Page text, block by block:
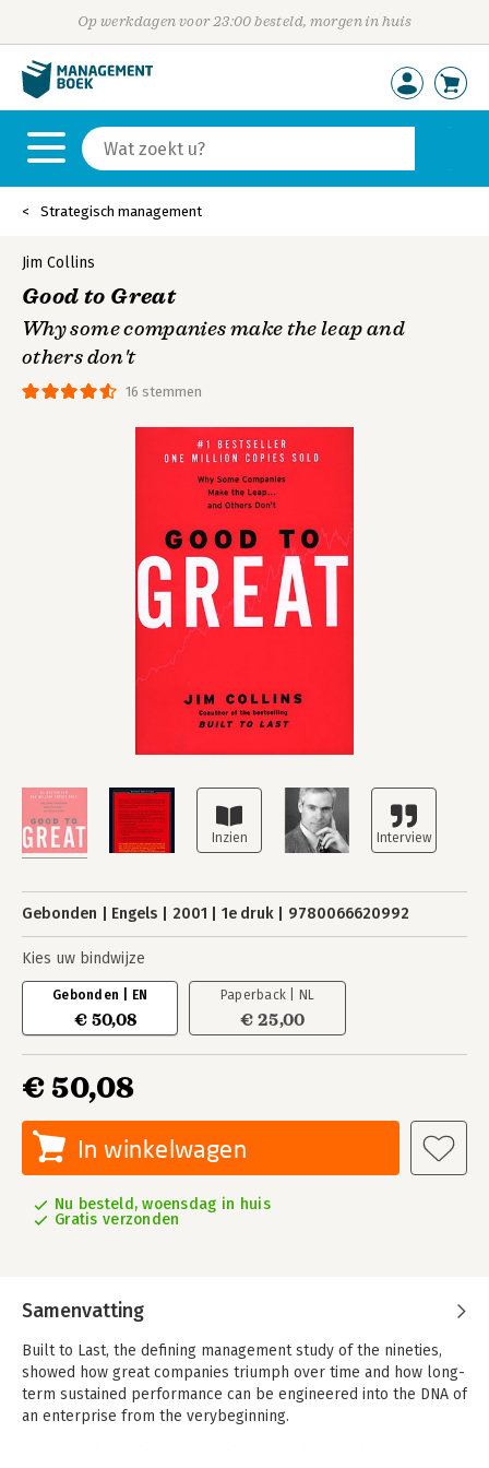
Op werkdagen voor 23:00 besteld, morgen in huis
Strategisch management
16 stemmen
Jim Collins
Good to Great
Why some companies make the leap and
others don't
Gebonden Engels 2001 1e druk 9780066620992
Kies uw bindwijze
Gebonden | EN
€ 50,08
Paperback | NL
€ 25,00
€ 50,08
In winkelwagen
Nu besteld, woensdag in huis
Gratis verzonden
Samenvatting
Built to Last, the defining management study of the nineties,
showed how great companies triumph over time and how long-
term sustained performance can be engineered into the DNA of
an enterprise from the verybeginning.